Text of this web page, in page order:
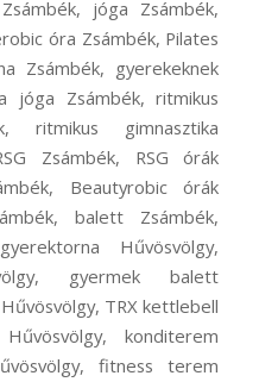
jóga Zsámbék,
óra Zsámbék, Pilates
Zsámbék, gyerekeknek
jóga Zsámbék, ritmikus
ritmikus gimnasztika
Zsámbék, RSG órák
Beautyrobic órák
balett Zsámbék,
Hűvösvölgy,
gyermek balett
TRX kettlebell
konditerem
fitness terem